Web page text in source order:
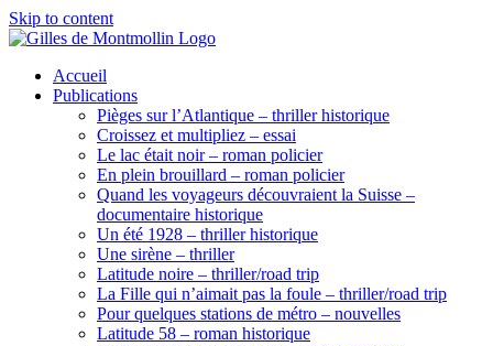
Skip to content
Accueil
Publications
Pièges sur l’Atlantique – thriller historique
Croissez et multipliez – essai
Le lac était noir – roman policier
En plein brouillard – roman policier
Quand les voyageurs découvraient la Suisse –
documentaire historique
Un été 1928 – thriller historique
Une sirène – thriller
Latitude noire – thriller/road trip
La Fille qui n’aimait pas la foule – thriller/road trip
Pour quelques stations de métro – nouvelles
Latitude 58 – roman historique